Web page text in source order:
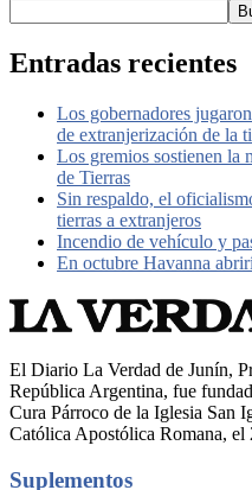
Entradas recientes
Los gobernadores
de extranjerización de la
Los gremios sostienen la
de Tierras
Sin respaldo, el
tierras a extranjeros
Incendio de vehículo y
En octubre Havanna
El Diario La Verdad de Junín,
República Argentina, fue
Cura Párroco de la Iglesia San
Católica Apostólica Romana, el
Suplementos